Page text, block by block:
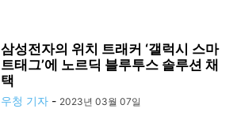
삼성전자의 위치 트래커 ‘갤럭시 스마
트태그’에 노르딕 블루투스 솔루션 채
택
우청 기자 - 2023년 03월 07일